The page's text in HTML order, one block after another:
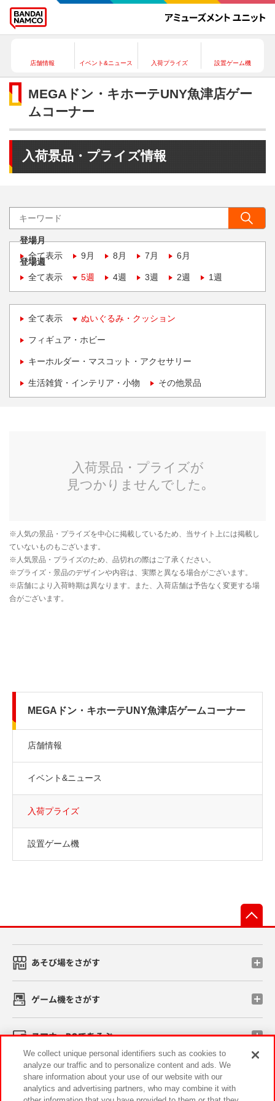
店舗情報 イベント&ニュース 入荷プライズ 設置ゲーム機
MEGAドン・キホーテUNY魚津店ゲー
ムコーナー
入荷景品・プライズ情報
登場月
全て表示
9月 8月 7月 6月
登場週
全て表示
5週 4週 3週 2週 1週
全て表示 ぬいぐるみ・クッション
フィギュア・ホビー
キーホルダー・マスコット・アクセサリー
生活雑貨・インテリア・小物 その他景品
MEGAドン・キホーテUNY魚津店ゲームコーナー
店舗情報
イベント&ニュース
入荷プライズ
設置ゲーム機
あそび場をさがす
ゲーム機をさがす
スマホ・PCであそぶ
イベント・キャンペーン
We collect unique personal identifiers such as cookies to
analyze our traffic and to personalize content and ads. We
share information about your use of our website with our
analytics and advertising partners, who may combine it with